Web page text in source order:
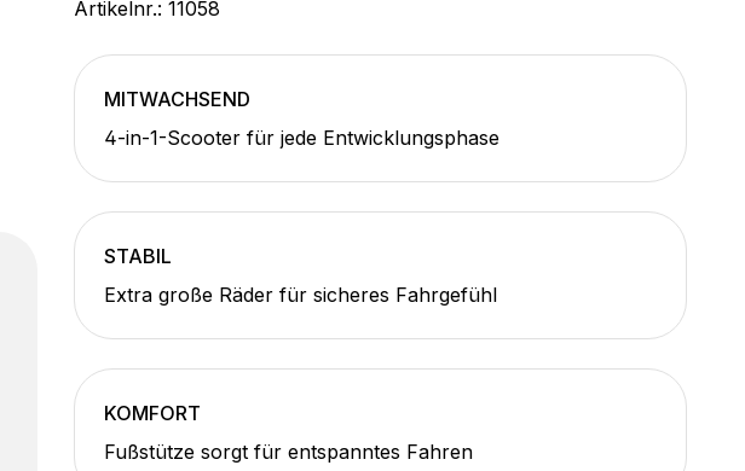
Artikelnr.: 11058
MITWACHSEND
4-in-1-Scooter für jede Entwicklungsphase
STABIL
Extra große Räder für sicheres Fahrgefühl
KOMFORT
Fußstütze sorgt für entspanntes Fahren